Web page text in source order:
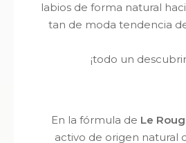
labios de forma natural
tan de moda tendencia
¡todo un
En la fórmula de Le
activo de origen natural